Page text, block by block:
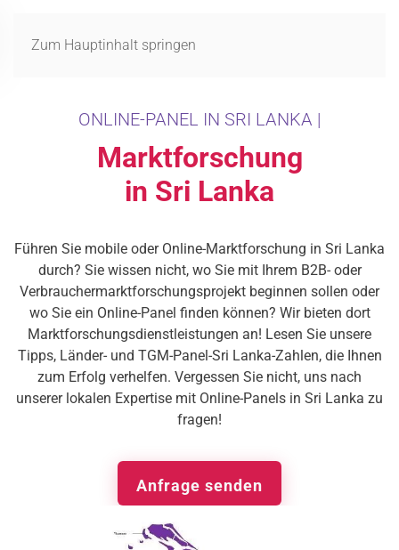
Zum Hauptinhalt springen
ONLINE-PANEL IN SRI LANKA |
Marktforschung
in Sri Lanka
Führen Sie mobile oder Online-Marktforschung in Sri Lanka
durch? Sie wissen nicht, wo Sie mit Ihrem B2B- oder
Verbrauchermarktforschungsprojekt beginnen sollen oder
wo Sie ein Online-Panel finden können? Wir bieten dort
Marktforschungsdienstleistungen an! Lesen Sie unsere
Tipps, Länder- und TGM-Panel-Sri Lanka-Zahlen, die Ihnen
zum Erfolg verhelfen. Vergessen Sie nicht, uns nach
unserer lokalen Expertise mit Online-Panels in Sri Lanka zu
fragen!
Anfrage senden